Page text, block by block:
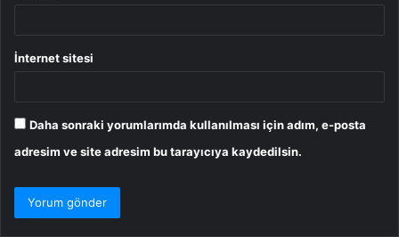
İnternet sitesi
Daha sonraki yorumlarımda kullanılması için adım, e-posta
adresim ve site adresim bu tarayıcıya kaydedilsin.